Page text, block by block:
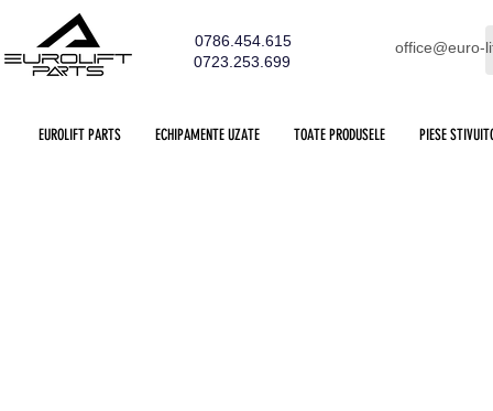
0786.454.615
0723.253.699
office@euro-
EUROLIFT PARTS ECHIPAMENTE UZATE TOATE PRODUSELE PIESE